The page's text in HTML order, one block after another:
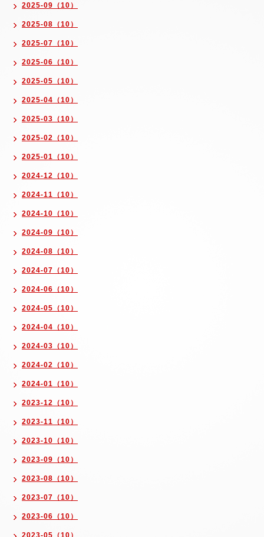
2025-09（10）
2025-08（10）
2025-07（10）
2025-06（10）
2025-05（10）
2025-04（10）
2025-03（10）
2025-02（10）
2025-01（10）
2024-12（10）
2024-11（10）
2024-10（10）
2024-09（10）
2024-08（10）
2024-07（10）
2024-06（10）
2024-05（10）
2024-04（10）
2024-03（10）
2024-02（10）
2024-01（10）
2023-12（10）
2023-11（10）
2023-10（10）
2023-09（10）
2023-08（10）
2023-07（10）
2023-06（10）
2023-05（10）